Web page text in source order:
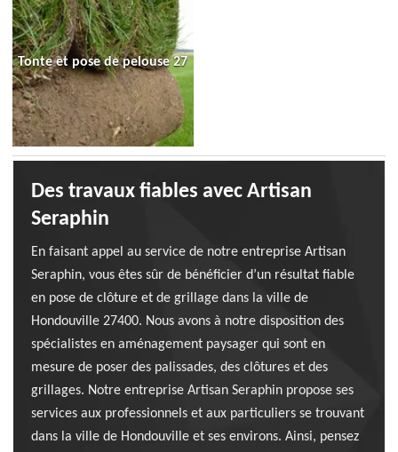
Tonte et pose de pelouse 27
Des travaux fiables avec Artisan
Seraphin
En faisant appel au service de notre entreprise Artisan
Seraphin, vous êtes sûr de bénéficier d’un résultat fiable
en pose de clôture et de grillage dans la ville de
Hondouville 27400. Nous avons à notre disposition des
spécialistes en aménagement paysager qui sont en
mesure de poser des palissades, des clôtures et des
grillages. Notre entreprise Artisan Seraphin propose ses
services aux professionnels et aux particuliers se trouvant
dans la ville de Hondouville et ses environs. Ainsi, pensez